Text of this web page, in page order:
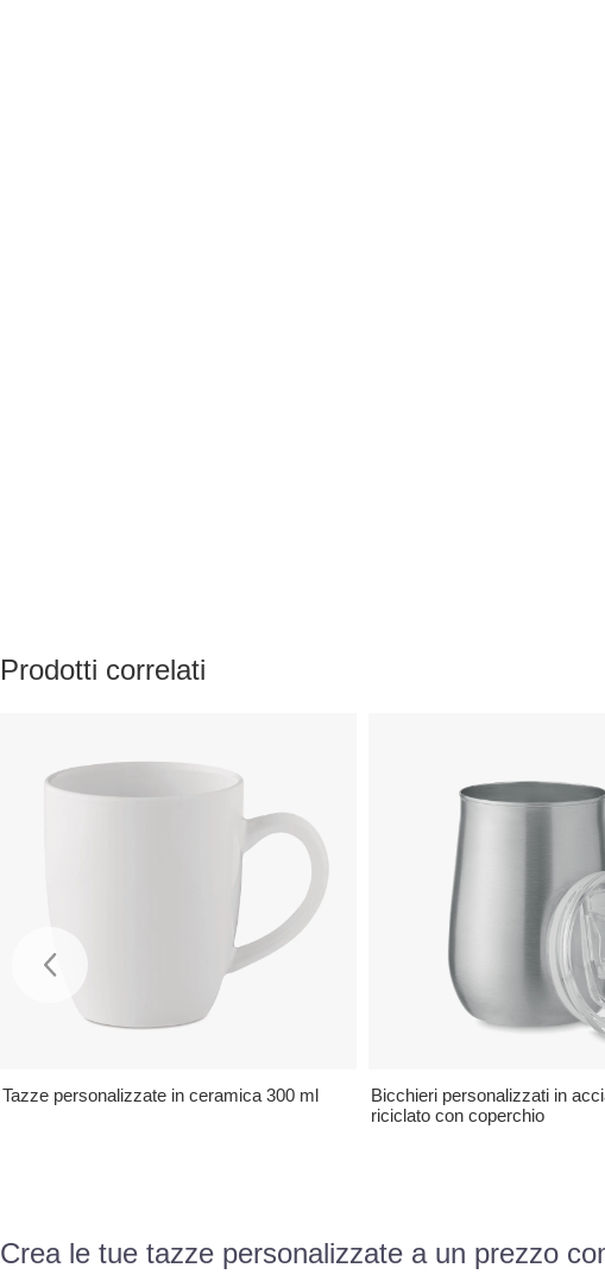
Prodotti correlati
Tazze personalizzate in ceramica 300 ml
Bicchieri personalizzati in
riciclato con coperchio
Crea le tue tazze personalizzate a un prezzo